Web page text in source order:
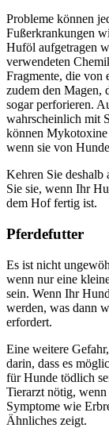
Probleme können
Fußerkrankungen
Huföl aufgetragen
verwendeten
Fragmente, die von
zudem den Magen,
sogar perforieren.
wahrscheinlich mit
können Mykotoxine
wenn sie von
Kehren Sie deshalb
Sie sie, wenn Ihr
dem Hof fertig ist.
Pferdefutter
Es ist nicht
wenn nur eine
sein. Wenn Ihr
werden, was dann
erfordert.
Eine weitere
darin, dass es
für Hunde tödlich
Tierarzt nötig,
Symptome wie
Ähnliches zeigt.